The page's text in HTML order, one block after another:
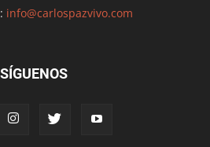
info@carlospazvivo.com
SÍGUENOS